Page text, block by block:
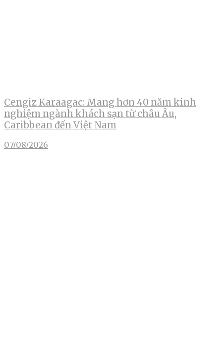
Cengiz Karaagac: Mang hơn 40 năm kinh
nghiệm ngành khách sạn từ châu Âu,
Caribbean đến Việt Nam
07/08/2026